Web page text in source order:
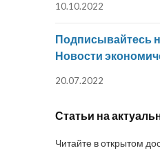
10.10.2022
Подписывайтесь
Новости
20.07.2022
Статьи на
Читайте в открытом